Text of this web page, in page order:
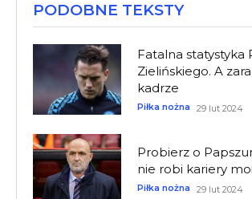
PODOBNE TEKSTY
Fatalna statystyka
Zielińskiego. A
kadrze
Piłka nożna 29 lut 2024
Probierz o
nie robi kariery
Piłka nożna 29 lut 2024